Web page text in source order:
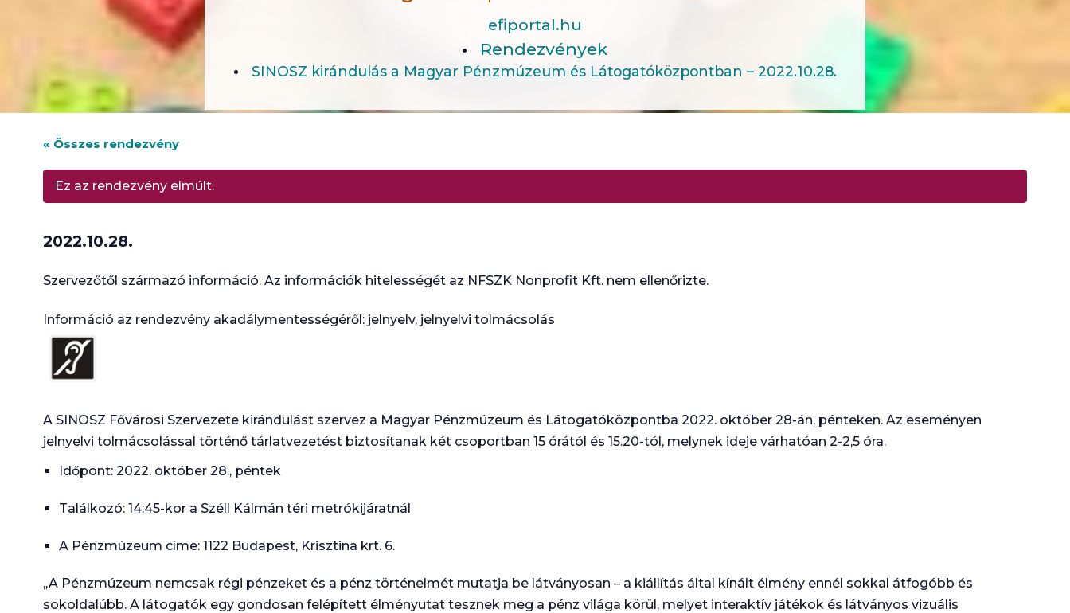
efiportal.hu
Rendezvények
SINOSZ kirándulás a Magyar Pénzmúzeum és Látogatóközpontban – 2022.10.28.
« Összes rendezvény
Ez az rendezvény elmúlt.
2022.10.28.
Szervezőtől származó információ. Az információk hitelességét az NFSZK Nonprofit Kft. nem ellenőrizte.
Információ az rendezvény akadálymentességéről: jelnyelv, jelnyelvi tolmácsolás
A SINOSZ Fővárosi Szervezete kirándulást szervez a Magyar Pénzmúzeum és Látogatóközpontba 2022. október 28-án, pénteken. Az eseményen
jelnyelvi tolmácsolással történő tárlatvezetést biztosítanak két csoportban 15 órától és 15.20-tól, melynek ideje várhatóan 2-2,5 óra.
Időpont: 2022. október 28., péntek
Találkozó: 14:45-kor a Széll Kálmán téri metrókijáratnál
A Pénzmúzeum címe: 1122 Budapest, Krisztina krt. 6.
,,A Pénzmúzeum nemcsak régi pénzeket és a pénz történelmét mutatja be látványosan – a kiállítás által kínált élmény ennél sokkal átfogóbb és
sokoldalúbb. A látogatók egy gondosan felépített élményutat tesznek meg a pénz világa körül, melyet interaktív játékok és látványos vizuális